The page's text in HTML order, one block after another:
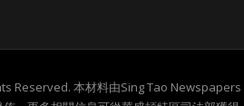
Reserved. 本材料由Sing Tao Newspapers